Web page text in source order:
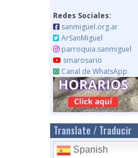
Redes Sociales:
sanmiguel.org.ar
ArSanMiguel
parroquia.sanmiguel
smarosario
Canal de WhatsApp
Translate / Traducir
Spanish